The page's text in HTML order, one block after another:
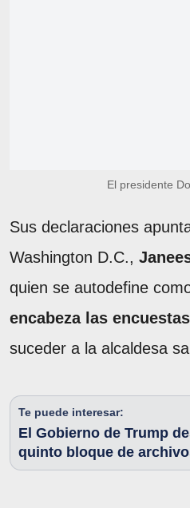
El presidente
Sus declaraciones
Washington D.C.,
quien se autodefine
encabeza las encuestas
suceder a la alcaldesa
Te puede interesar:
El Gobierno de Trump
quinto bloque de